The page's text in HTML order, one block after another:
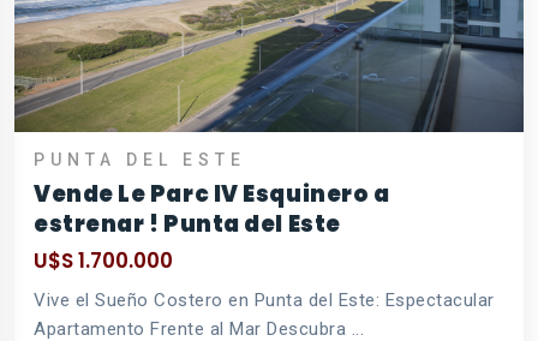
PUNTA DEL ESTE
Vende Le Parc IV Esquinero a
estrenar ! Punta del Este
U$S 1.700.000
Vive el Sueño Costero en Punta del Este: Espectacular
Apartamento Frente al Mar Descubra ...